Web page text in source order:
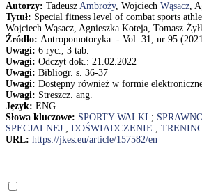
Autorzy: Tadeusz Ambroży, Wojciech Wąsacz,
Tytuł: Special fitness level of combat sports
Wojciech Wąsacz, Agnieszka Koteja, Tomasz
Źródło: Antropomotoryka. - Vol. 31, nr 95
Uwagi: 6 ryc., 3 tab.
Uwagi: Odczyt dok.: 21.02.2022
Uwagi: Bibliogr. s. 36-37
Uwagi: Dostępny również w formie
Uwagi: Streszcz. ang.
Język: ENG
Słowa kluczowe: SPORTY WALKI ;
SPECJALNEJ ; DOŚWIADCZENIE ;
URL: https://jkes.eu/article/157582/en